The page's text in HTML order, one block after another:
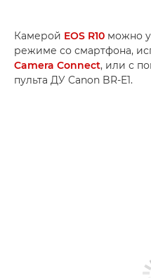
Камерой EOS R10 можно
режиме со смартфона,
Camera Connect, или с
пульта ДУ Canon BR-E1.